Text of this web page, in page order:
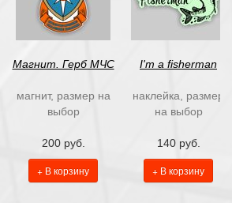
Магнит. Герб МЧС
магнит, размер на
выбор
200 руб.
+ В корзину
I'm a fisherman
наклейка, размер
на выбор
140 руб.
+ В корзину